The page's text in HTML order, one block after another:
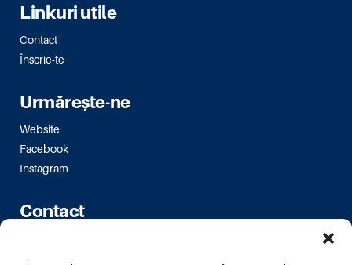
Linkuri utile
Contact
Înscrie-te
Urmărește-ne
Website
Facebook
Instagram
Contact